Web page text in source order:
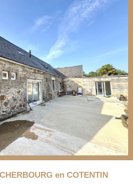
en COTENTIN